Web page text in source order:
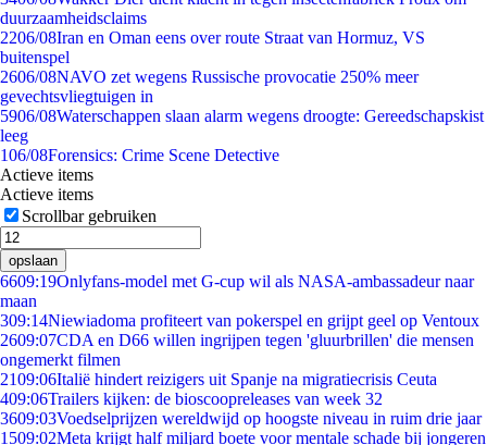
duurzaamheidsclaims
2206/08Iran en Oman eens over route Straat van Hormuz, VS
buitenspel
2606/08NAVO zet wegens Russische provocatie 250% meer
gevechtsvliegtuigen in
5906/08Waterschappen slaan alarm wegens droogte: Gereedschapskist
leeg
106/08Forensics: Crime Scene Detective
Actieve items
Actieve items
Scrollbar gebruiken
opslaan
6609:19Onlyfans-model met G-cup wil als NASA-ambassadeur naar
maan
309:14Niewiadoma profiteert van pokerspel en grijpt geel op Ventoux
2609:07CDA en D66 willen ingrijpen tegen 'gluurbrillen' die mensen
ongemerkt filmen
2109:06Italië hindert reizigers uit Spanje na migratiecrisis Ceuta
409:06Trailers kijken: de bioscoopreleases van week 32
3609:03Voedselprijzen wereldwijd op hoogste niveau in ruim drie jaar
1509:02Meta krijgt half miljard boete voor mentale schade bij jongeren